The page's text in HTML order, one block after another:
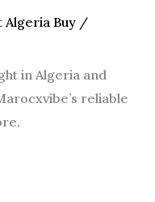
Algeria Buy/
in Algeria and
reliable